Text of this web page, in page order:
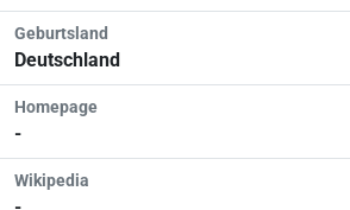
Geburtsland
Deutschland
Homepage
-
Wikipedia